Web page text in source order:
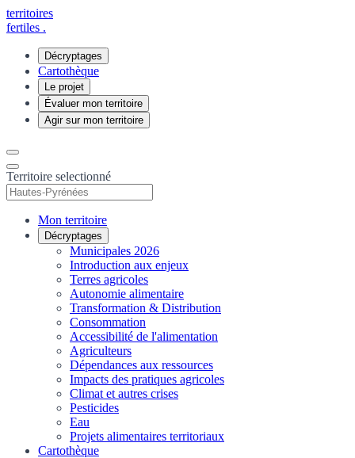
territoires
fertiles .
Décryptages
Cartothèque
Le projet
Évaluer mon territoire
Agir sur mon territoire
Territoire selectionné
Mon territoire
Décryptages
Municipales 2026
Introduction aux enjeux
Terres agricoles
Autonomie alimentaire
Transformation & Distribution
Consommation
Accessibilité de l'alimentation
Agriculteurs
Dépendances aux ressources
Impacts des pratiques agricoles
Climat et autres crises
Pesticides
Eau
Projets alimentaires territoriaux
Cartothèque